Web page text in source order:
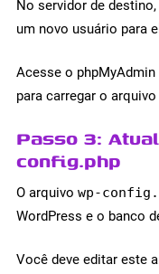
No servidor de
um novo usuário para
Acesse o
para carregar o
Passo 3:
config.php
O arquivo wp-
WordPress e o banco
Você deve editar este